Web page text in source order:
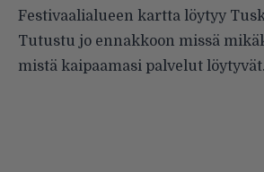
Festivaalialueen kartta löytyy
Tutustu jo ennakkoon missä
mistä kaipaamasi palvelut löytyvät.